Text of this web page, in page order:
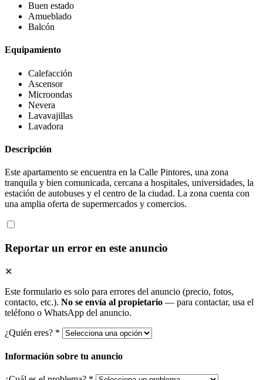
Buen estado
Amueblado
Balcón
Equipamiento
Calefacción
Ascensor
Microondas
Nevera
Lavavajillas
Lavadora
Descripción
Este apartamento se encuentra en la Calle Pintores, una zona
tranquila y bien comunicada, cercana a hospitales, universidades, la
estación de autobuses y el centro de la ciudad. La zona cuenta con
una amplia oferta de supermercados y comercios.
Reportar un error en este anuncio
✕
Este formulario es solo para errores del anuncio (precio, fotos,
contacto, etc.). No se envía al propietario — para contactar, usa el
teléfono o WhatsApp del anuncio.
¿Quién eres? *
Información sobre tu anuncio